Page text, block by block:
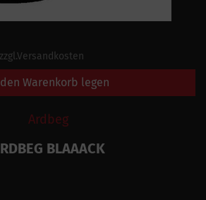
Warenkorb legen
Ardbeg
BLAAACK